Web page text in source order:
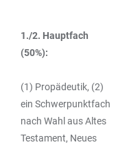
TABLE
1./2. Hauptfach
(50%):
(1) Propädeutik, (2)
ein Schwerpunktfach
nach Wahl aus Altes
Testament, Neues